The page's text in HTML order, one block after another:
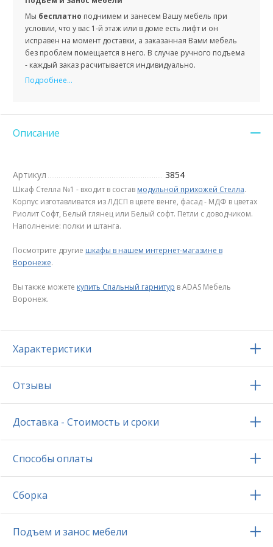
Мы бесплатно поднимем и занесем Вашу мебель при
условии, что у вас 1-й этаж или в доме есть лифт и он
исправен на момент доставки, а заказанная Вами мебель
без проблем помещается в него. В случае ручного подъема
- каждый заказ расчитывается индивидуально.
Подробнее...
Описание
Артикул 3854
Шкаф Стелла №1 - входит в состав модульной прихожей Стелла.
Корпус изготавливатся из ЛДСП в цвете венге, фасад - МДФ в цветах
Риолит Софт, Белый глянец или Белый софт. Петли с доводчиком.
Наполнение: полки и штанга.
Посмотрите другие шкафы в нашем интернет-магазине в
Воронеже.
Вы также можете купить Спальный гарнитур в ADAS Мебель
Воронеж.
Характеристики
Отзывы
Доставка - Стоимость и сроки
Способы оплаты
Сборка
Подъем и занос мебели